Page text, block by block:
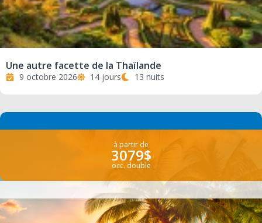
Une autre facette de la Thaïlande
9 octobre 2026 14 jours 13 nuits
à partir de
3079$
occ. double